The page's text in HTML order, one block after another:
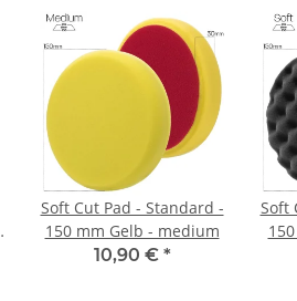
Soft Cut Pad - Standard -
150 mm Gelb - medium
10,90 € *
Soft